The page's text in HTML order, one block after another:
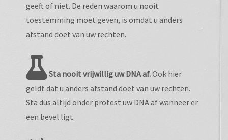
geeft of niet. De reden waarom u nooit
toestemming moet geven, is omdat u anders
afstand doet van uw rechten.
Sta nooit vrijwillig uw DNA af.Ook hier
geldt dat u anders afstand doet van uw rechten.
Sta dus altijd onder protest uw DNA af wanneer er
een bevel ligt.